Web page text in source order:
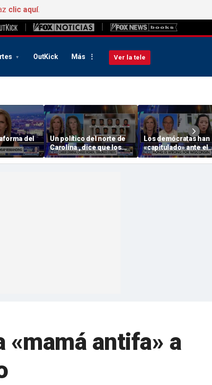
clic aquí.
OutKick Más Ver la tele
del
de
Un político del norte de
Carolina , dice que los
demócratas están
mimando a los
Los demócratas han
«capitulado» ante el
socialismo, dice
candidato a
«mamá antifa» a